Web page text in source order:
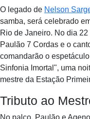
O legado de Nelson
samba, será celebrado
Rio de Janeiro. No dia
Paulão 7 Cordas e o
comandarão o
Sinfonia Imortal", uma
mestre da Estação
Tributo ao
No palco, Paulão e